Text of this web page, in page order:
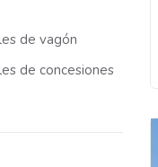
de vagón
de concesiones